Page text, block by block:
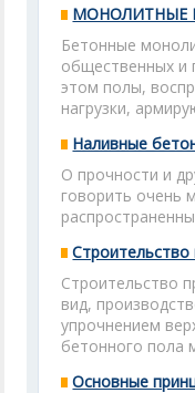
МОНОЛИТНЫЕ
Бетонные
общественных и
этом полы,
нагрузки,
Наливные
О прочности и
говорить очень
Строительство
вид,
упрочнением
бетонного пола
Основные